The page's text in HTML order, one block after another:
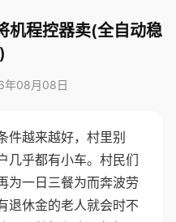
机程控器卖(全自动稳
年08月08日
件越来越好，村里别
几乎都有小车。村民们
为一日三餐为而奔波劳
退休金的老人就会时不